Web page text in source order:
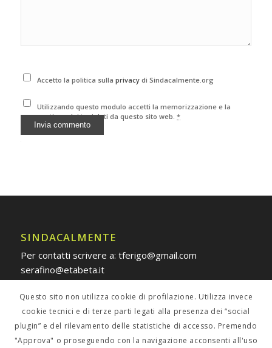
Accetto la politica sullaprivacydi Sindacalmente.org
Utilizzando questo modulo accetti la memorizzazione e la
gestione dei tuoi dati da questo sito web.*
SINDACALMENTE
Per contatti scrivere a: tferigo@gmail.com
serafino@etabeta.it
POLICY PRIVACY
Questo sito non utilizza cookie di profilazione. Utilizza invece
cookie tecnici e di terze parti legati alla presenza dei “social
plugin” e del rilevamento delle statistiche di accesso. Premendo
"Approva" o proseguendo con la navigazione acconsenti all'uso